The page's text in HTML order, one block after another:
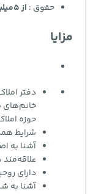
حقوق : از 5میلیون تا 20 میلیون
مزایا
دفتر
خانم‌های
حوزه
شرایط
آشنا به
علاقه‌مند
دارای
آشنا به